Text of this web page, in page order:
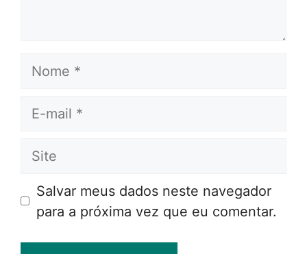
Nome
E-
Site
Salvar meus dados neste navegador
para a próxima vez que eu comentar.